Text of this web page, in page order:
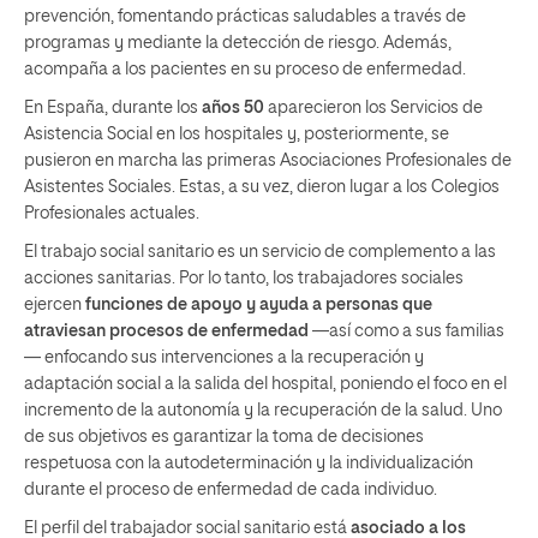
prevención, fomentando prácticas saludables a través de
programas y mediante la detección de riesgo. Además,
acompaña a los pacientes en su proceso de enfermedad.
En España, durante los años 50 aparecieron los Servicios de
Asistencia Social en los hospitales y, posteriormente, se
pusieron en marcha las primeras Asociaciones Profesionales de
Asistentes Sociales. Estas, a su vez, dieron lugar a los Colegios
Profesionales actuales.
El trabajo social sanitario es un servicio de complemento a las
acciones sanitarias. Por lo tanto, los trabajadores sociales
ejercen funciones de apoyo y ayuda a personas que
atraviesan procesos de enfermedad —así como a sus familias
— enfocando sus intervenciones a la recuperación y
adaptación social a la salida del hospital, poniendo el foco en el
incremento de la autonomía y la recuperación de la salud. Uno
de sus objetivos es garantizar la toma de decisiones
respetuosa con la autodeterminación y la individualización
durante el proceso de enfermedad de cada individuo.
El perfil del trabajador social sanitario está asociado a los